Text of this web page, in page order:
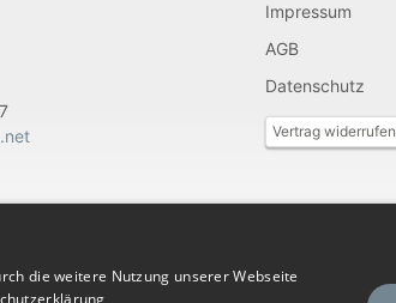
Impressum
AGB
Datenschutz
Vertrag widerrufen
die weitere Nutzung unserer Webseite